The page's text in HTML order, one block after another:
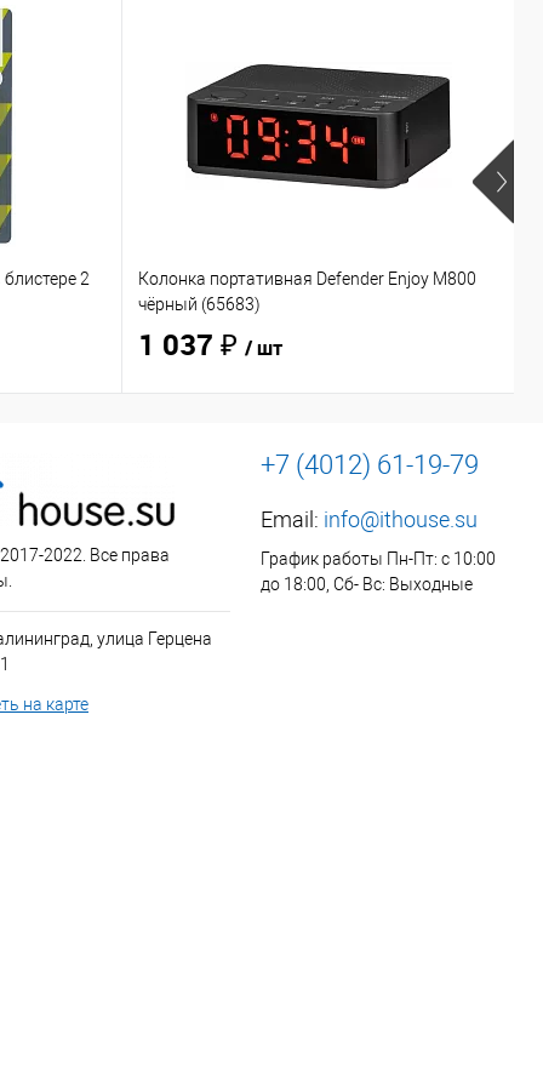
2
Колонка портативная Defender Enjoy M800
чёрный (65683)
1 037 ₽ / шт
2022. Все права
улица Герцена
на карте
+7 (4012) 61-19-79
Email: info@ithouse.su
График работы Пн-Пт: с 10:00
до 18:00, Сб- Вс: Выходные